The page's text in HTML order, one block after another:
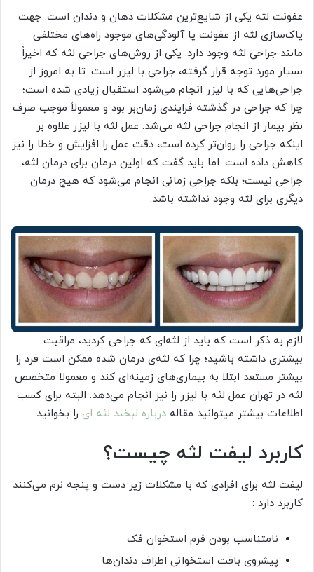
عفونت لثه یکی از شایع‌ترین مشکلات دهان و دندان است. جهت
پاک‌سازی لثه از عفونت یا آلودگی‌های موجود راه‌های مختلفی
مانند جراحی لثه وجود دارد. یکی از روش‌های جراحی لثه که اخیراً
بسیار مورد توجه قرار گرفته، جراحی با لیزر است. تا به امروز از
جراحی‌هایی که با لیزر انجام می‌شود استقبال زیادی شده است؛
چرا که جراحی در گذشته فرایندی زمان‌بر بود و معمولاً موجب صرف
نظر بیمار از انجام جراحی لثه می‌شد. عمل لثه با لیزر علاوه بر
اینکه جراحی را روان‌تر کرده است، دقت عمل را افزایش و خطا را نیز
کاهش داده است. اما باید گفت که اولین درمان برای درمان لثه،
جراحی نیست؛ بلکه جراحی زمانی انجام می‌شود که هیچ درمان
دیگری برای لثه وجود نداشته باشد.
لازم به ذکر است که باید از لثه‌ای که جراحی کردید، مراقبت
بیشتری داشته باشید؛ چرا که لثه‌ی درمان شده ممکن است فرد را
بیشتر مستعد ابتلا به بیماری‌های زمینه‌ای کند و معمولا متخصص
لثه در تهران عمل لثه با لیزر را نیز انجام می‌دهد. البته برای کسب
اطلاعات بیشتر میتوانید مقاله درباره لبخند لثه ای را بخوانید.
کاربرد لیفت لثه چیست؟
لیفت لثه برای افرادی که با مشکلات زیر دست و پنجه نرم می‌کنند
کاربرد دارد :
نامتناسب بودن فرم استخوان فک
پیشروی بافت استخوانی اطراف دندان‌ها